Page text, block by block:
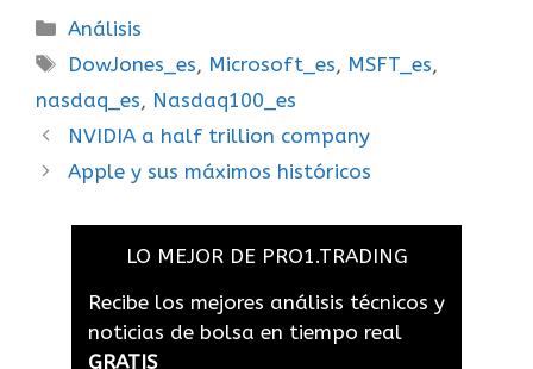
Análisis
DowJones_es, Microsoft_es, MSFT_es,
nasdaq_es, Nasdaq100_es
NVIDIA a half trillion company
Apple y sus máximos históricos
LO MEJOR DE PRO1.TRADING
Recibe los mejores análisis técnicos y
noticias de bolsa en tiempo real
GRATIS